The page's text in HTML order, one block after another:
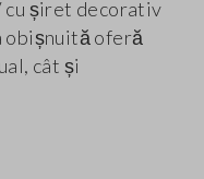
cu șiret decorativ
obișnuită oferă
cât și